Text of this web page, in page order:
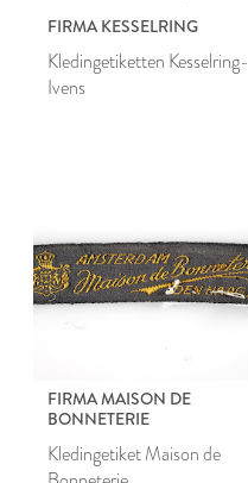
FIRMA KESSELRING
Kledingetiketten Kesselring-
Ivens
FIRMA MAISON DE
BONNETERIE
Kledingetiket Maison de